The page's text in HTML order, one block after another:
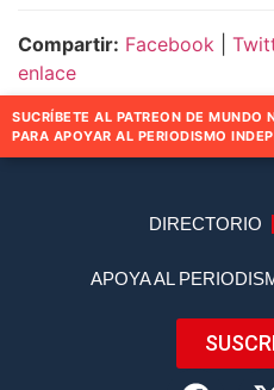
Compartir: Facebook
enlace
DIRECTORIO
APOYA AL
SUCRÍBETE AL PATREON DE MUNDO
PARA APOYAR AL PERIODISMO